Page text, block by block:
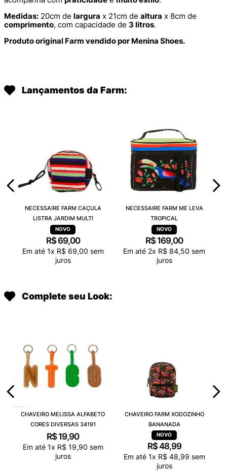
Medidas: 20cm de largura x 21cm de altura x 8cm de
comprimento, com capacidade de 3 litros.
Produto original Farm vendido por Menina Shoes.
Lançamentos da Farm:
NECESSAIRE FARM CAÇULA
LISTRA JARDIM MULTI
R$ 69,00
Em até 1x R$ 69,00 sem
juros
NECESSAIRE FARM ME LEVA
TROPICAL
R$ 169,00
Em até 2x R$ 84,50 sem
juros
Complete seu Look:
CHAVEIRO MELISSA ALFABETO
CORES DIVERSAS 34191
R$ 19,90
Em até 1x R$ 19,90 sem
juros
CHAVEIRO FARM XODOZINHO
BANANADA
R$48,99
Em até 1x R$ 48,99 sem
juros